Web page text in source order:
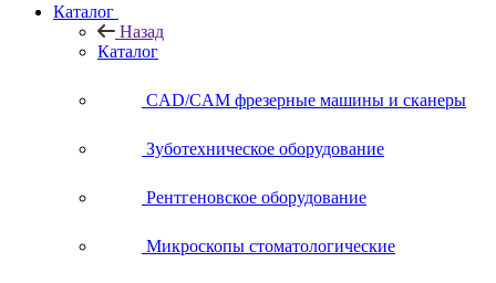
Каталог
Назад
Каталог
CAD/CAM фрезерные машины и сканеры
Зуботехническое оборудование
Рентгеновское оборудование
Микроскопы стоматологические